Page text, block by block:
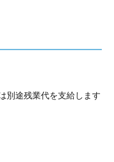
別途残業代を支給します